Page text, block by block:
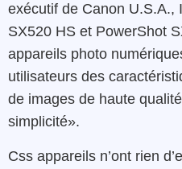
exécutif de Canon U.S.A.,
SX520 HS et PowerShot
appareils photo
utilisateurs des
de images de haute qualité
simplicité».
Css appareils n’ont rien